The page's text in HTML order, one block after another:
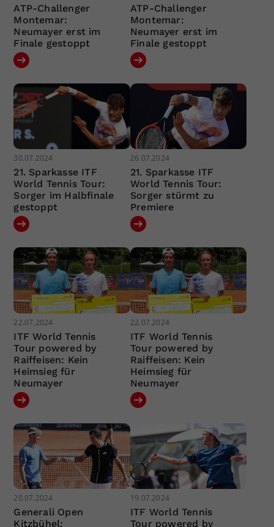
ATP-Challenger
Montemar:
Neumayer erst im
Finale gestoppt
ATP-Challenger
Montemar:
Neumayer erst im
Finale gestoppt
30.07.2024
21. Sparkasse ITF
World Tennis Tour:
Sorger im Halbfinale
gestoppt
26.07.2024
21. Sparkasse ITF
World Tennis Tour:
Sorger stürmt zu
Premiere
22.07.2024
ITF World Tennis
Tour powered by
Raiffeisen: Kein
Heimsieg für
Neumayer
22.07.2024
ITF World Tennis
Tour powered by
Raiffeisen: Kein
Heimsieg für
Neumayer
20.07.2024
Generali Open
Kitzbühel:
19.07.2024
ITF World Tennis
Tour powered by